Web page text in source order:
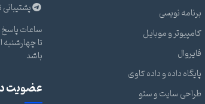
برنامه نویسی
کامپیوتر و موبایل
فایروال
پایگاه داده و داده کاوی
طراحی سایت و سئو
پشتیبانی
ساعات پاسخ
باشد
عضویت